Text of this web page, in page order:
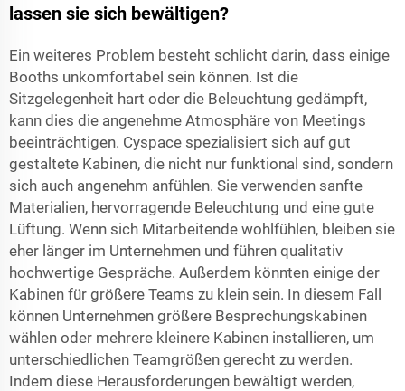
lassen sie sich bewältigen?
Ein weiteres Problem besteht schlicht darin, dass einige
Booths unkomfortabel sein können. Ist die
Sitzgelegenheit hart oder die Beleuchtung gedämpft,
kann dies die angenehme Atmosphäre von Meetings
beeinträchtigen. Cyspace spezialisiert sich auf gut
gestaltete Kabinen, die nicht nur funktional sind, sondern
sich auch angenehm anfühlen. Sie verwenden sanfte
Materialien, hervorragende Beleuchtung und eine gute
Lüftung. Wenn sich Mitarbeitende wohlfühlen, bleiben sie
eher länger im Unternehmen und führen qualitativ
hochwertige Gespräche. Außerdem könnten einige der
Kabinen für größere Teams zu klein sein. In diesem Fall
können Unternehmen größere Besprechungskabinen
wählen oder mehrere kleinere Kabinen installieren, um
unterschiedlichen Teamgrößen gerecht zu werden.
Indem diese Herausforderungen bewältigt werden,